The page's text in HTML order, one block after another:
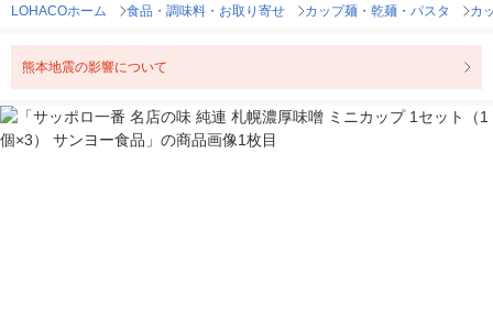
LOHACOホーム 食品・調味料・お取り寄せ カップ麺・乾麺・パスタ カ
熊本地震の影響について